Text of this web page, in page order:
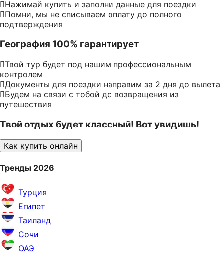
Нажимай купить и заполни данные для поездки
Помни, мы не списываем оплату до полного
подтверждения
География 100% гарантирует
Твой тур будет под нашим профессиональным
контролем
Документы для поездки направим за 2 дня до вылета
Будем на связи с тобой до возвращения из
путешествия
Твой отдых будет классный! Вот увидишь!
Как купить онлайн
Тренды 2026
Турция
Египет
Таиланд
Сочи
ОАЭ